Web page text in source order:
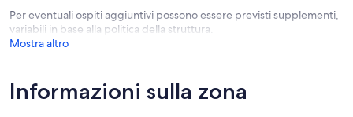
Per eventuali ospiti aggiuntivi possono essere previsti supplementi,
variabili in base alla politica della struttura.
Mostra altro
Informazioni sulla zona